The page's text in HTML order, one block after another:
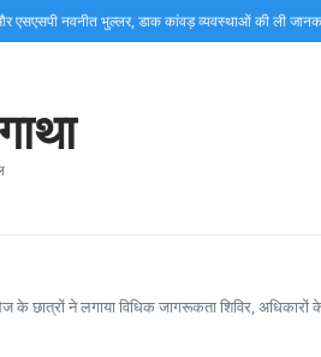
नवनीत भुल्लर, डाक कांवड़ व्यवस्थाओं की ली जानकारी…
के छात्रों ने लगाया विधिक जागरूकता शिविर,